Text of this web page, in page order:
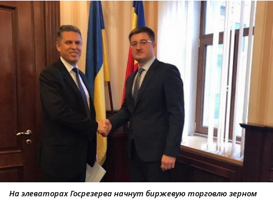
На элеваторах Госрезерва начнут биржевую торговлю зерном